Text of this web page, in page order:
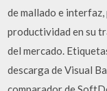
de mallado e
productividad en su
del mercado.
descarga de Visual